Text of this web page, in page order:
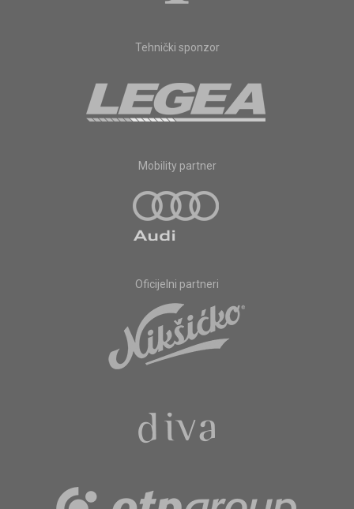
Tehnički sponzor
Mobility partner
Oficijelni partneri